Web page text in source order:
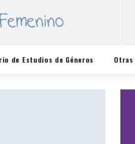
de Estudios de Géneros Otras